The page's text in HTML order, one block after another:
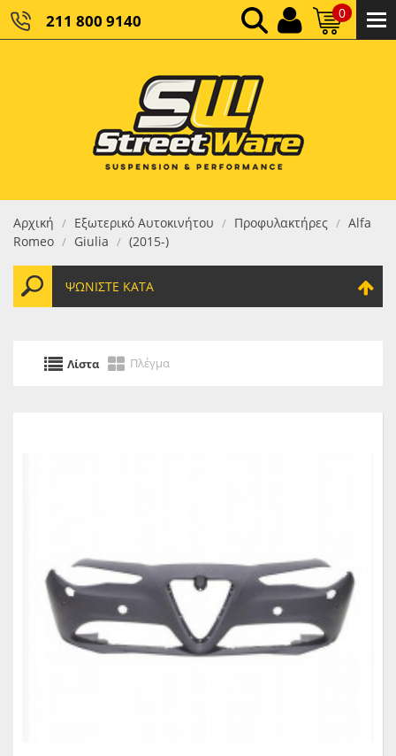
211 800 9140 0
ΚΑΘΑΡΌ ΣΎΝΟΛΟ:
ΤΕΛΙΚΌ ΣΎΝΟΛΟ:0,00 €
Αρχική / Εξωτερικό Αυτοκινήτου / Προφυλακτήρες / Alfa
Romeo / Giulia / (2015-)
ΨΩΝΊΣΤΕ ΚΑΤΆ
Λίστα Πλέγμα